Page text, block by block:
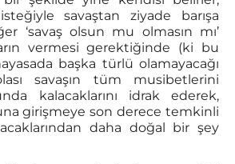
savaştan ziyade barışa
‘savaş olsun mu olmasın mı’
vermesi gerektiğinde (ki bu
başka türlü olamayacağı
savaşın tüm musibetlerini
kalacaklarını idrak ederek,
girişmeye son derece temkinli
daha doğal bir şey